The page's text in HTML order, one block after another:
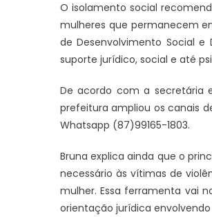
O isolamento social
mulheres que permanecem
de Desenvolvimento Social
suporte jurídico, social e até
De acordo com a secretária
prefeitura ampliou os canais
Whatsapp (87)99165-1803.
Bruna explica ainda que o
necessário às vítimas de
mulher. Essa ferramenta vai
orientação jurídica envolvendo
JUAZEIRO
Juazeiro: Vídeo expõe comércio
esvaziado na cidade e reacende
debate sobre possíveis efeitos de
uma crise econômica